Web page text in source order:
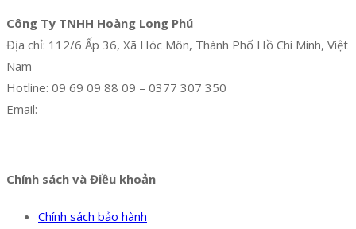
Công Ty TNHH Hoàng Long Phú
Địa chỉ: 112/6 Ấp 36, Xã Hóc Môn, Thành Phố Hồ Chí Minh, Việt
Nam
Hotline: 09 69 09 88 09 – 0377 307 350
Email:
Chính sách và Điều khoản
Chính sách bảo hành